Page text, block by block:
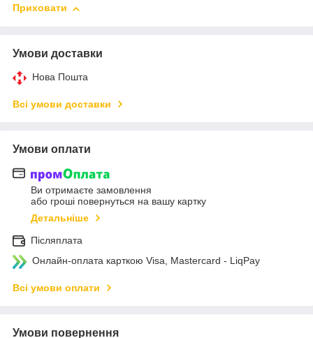
Приховати
Умови доставки
Нова Пошта
Всі умови доставки
Умови оплати
Ви отримаєте замовлення
або гроші повернуться на вашу картку
Детальніше
Післяплата
Онлайн-оплата карткою Visa, Mastercard - LiqPay
Всі умови оплати
Умови повернення